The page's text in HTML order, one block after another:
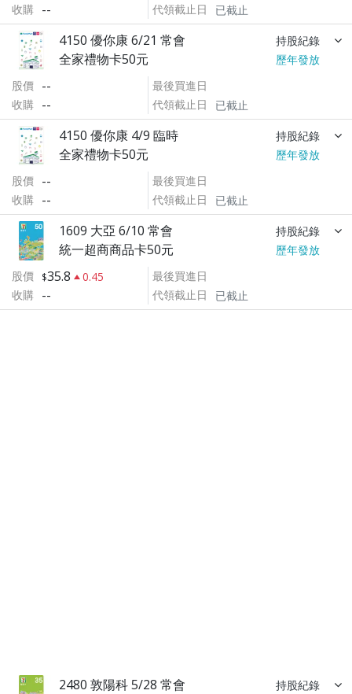
收購 --
代領截止日
已截止
4150 優你康 6/21 常會 持股紀錄
全家禮物卡50元
歷年發放
股價
--
收購 --
最後買進日
代領截止日
已截止
4150 優你康 4/9 臨時 持股紀錄
全家禮物卡50元
歷年發放
股價
--
收購 --
最後買進日
代領截止日
已截止
1609 大亞 6/10 常會 持股紀錄
統一超商商品卡50元
歷年發放
股價
35.8
0.45
收購 --
最後買進日
代領截止日
已截止
2480 敦陽科 5/28 常會 持股紀錄